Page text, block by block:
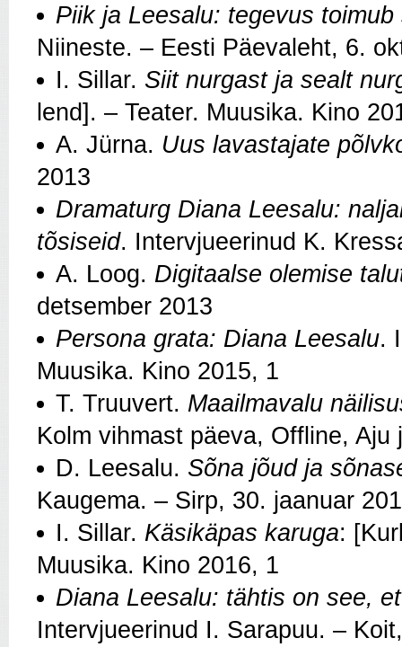
Piik ja Leesalu: tegevus
Niineste. – Eesti Päevaleht, 6.
I. Sillar. Siit nurgast ja sealt
lend]. – Teater. Muusika. Kino
A. Jürna. Uus lavastajate
2013
Dramaturg Diana Leesalu:
tõsiseid. Intervjueerinud K.
A. Loog. Digitaalse olemise
detsember 2013
Persona grata: Diana Leesalu.
Muusika. Kino 2015, 1
T. Truuvert. Maailmavalu
Kolm vihmast päeva, Offline,
D. Leesalu. Sõna jõud ja
Kaugema. – Sirp, 30. jaanuar
I. Sillar. Käsikäpas karuga:
Muusika. Kino 2016, 1
Diana Leesalu: tähtis on see,
Intervjueerinud I. Sarapuu. –